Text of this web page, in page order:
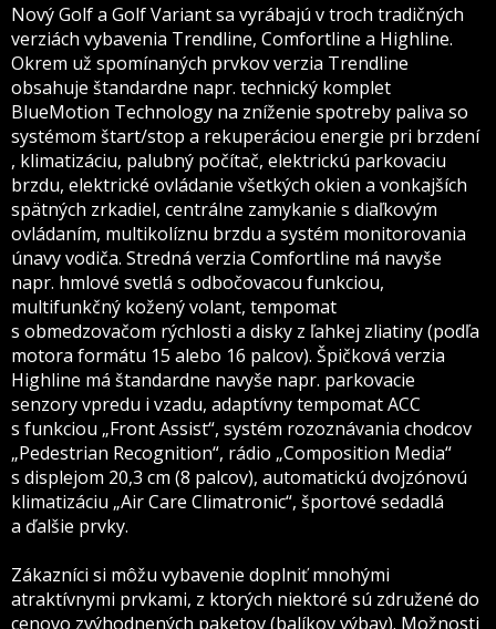
Nový Golf a Golf Variant sa vyrábajú v troch tradičných
verziách vybavenia Trendline, Comfortline a Highline.
Okrem už spomínaných prvkov verzia Trendline
obsahuje štandardne napr. technický komplet
BlueMotion Technology na zníženie spotreby paliva so
systémom štart/stop a rekuperáciou energie pri brzdení
, klimatizáciu, palubný počítač, elektrickú parkovaciu
brzdu, elektrické ovládanie všetkých okien a vonkajších
spätných zrkadiel, centrálne zamykanie s diaľkovým
ovládaním, multikolíznu brzdu a systém monitorovania
únavy vodiča. Stredná verzia Comfortline má navyše
napr. hmlové svetlá s odbočovacou funkciou,
multifunkčný kožený volant, tempomat
s obmedzovačom rýchlosti a disky z ľahkej zliatiny (podľa
motora formátu 15 alebo 16 palcov). Špičková verzia
Highline má štandardne navyše napr. parkovacie
senzory vpredu i vzadu, adaptívny tempomat ACC
s funkciou „Front Assist“, systém rozoznávania chodcov
„Pedestrian Recognition“, rádio „Composition Media“
s displejom 20,3 cm (8 palcov), automatickú dvojzónovú
klimatizáciu „Air Care Climatronic“, športové sedadlá
a ďalšie prvky.
Zákazníci si môžu vybavenie doplniť mnohými
atraktívnymi prvkami, z ktorých niektoré sú združené do
cenovo zvýhodnených paketov (balíkov výbav). Možnosti